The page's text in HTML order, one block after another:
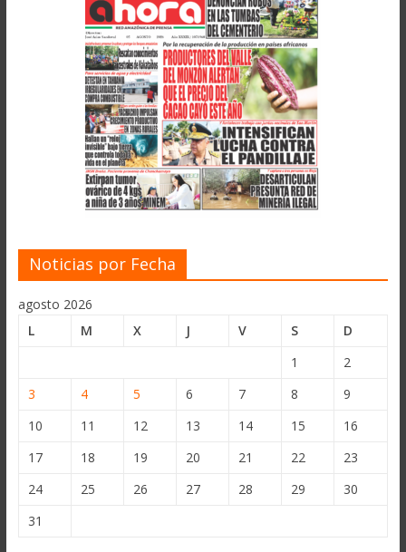
Noticias por Fecha
agosto 2026
L
M X J V S
D
1
2
3
4 5 6 7 8
9
10
11 12 13 14 15
16
17
18 19 20 21 22
23
24
25 26 27 28 29
30
31